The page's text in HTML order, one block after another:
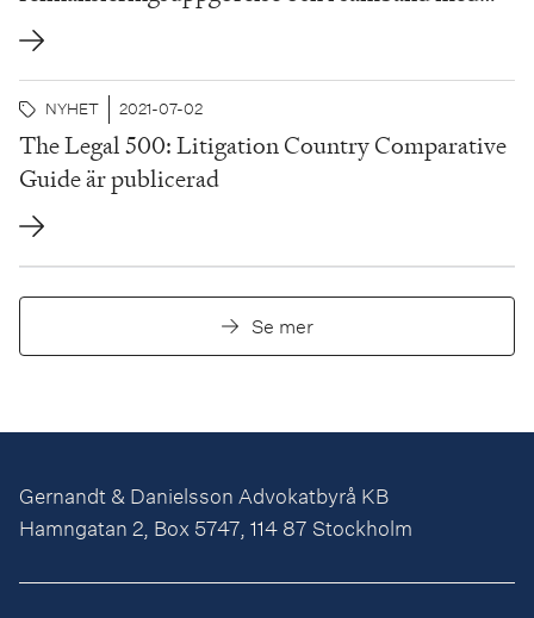
företagsrekonstruktionen i dess dotterbolag
YrkesAkademin AB
NYHET 2021-07-02
The Legal 500: Litigation Country Comparative
Guide är publicerad
Se mer
Gernandt & Danielsson Advokatbyrå KB
Hamngatan 2, Box 5747, 114 87 Stockholm